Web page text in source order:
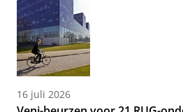
16 juli 2026